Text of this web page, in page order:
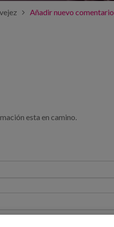
Añadir nuevo comentario
esta en camino.